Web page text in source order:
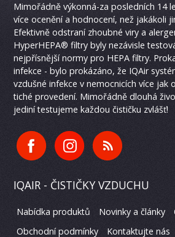
Mimořádně výkonná-za posledních 14
více ocenění a hodnocení, než jakákoli
Efektivně odstraní zhoubné viry a
HyperHEPA® filtry byly nezávisle
nejpřísnější normy pro HEPA filtry.
infekce - bylo prokázáno, že IQAir
vzdušné infekce v nemocnicích více jak
tiché provedení. Mimořádně dlouhá
jediní testujeme každou čističku zvlášť!
IQAIR - ČISTIČKY VZDUCHU
Nabídka produktů Novinky a články
Obchodní podmínky
Kontaktujte nás